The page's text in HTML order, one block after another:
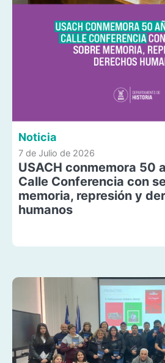
Noticia
7 de Julio de 2026
USACH conmemora 50
Calle Conferencia con
memoria, represión y
humanos